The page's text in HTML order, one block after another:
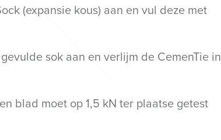
(expansie kous) aan en vul deze met
sok aan en verlijm de CemenTie in
blad moet op 1,5 kN ter plaatse getest